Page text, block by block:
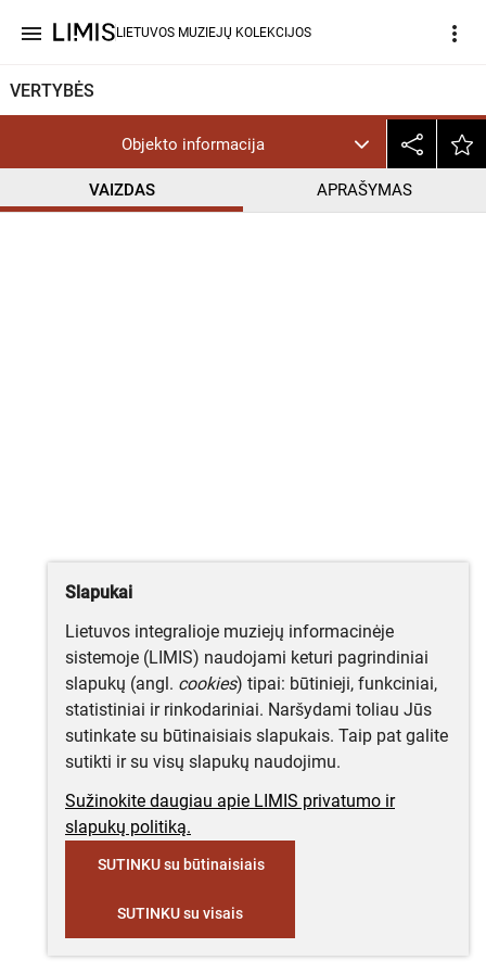
menu LIETUVOS MUZIEJŲ KOLEKCIJOS more_vert
VERTYBĖS
Objekto informacija
VAIZDAS APRAŠYMAS
CC BY-NC
Slapukai
Lietuvos integralioje muziejų informacinėje
sistemoje (LIMIS) naudojami keturi pagrindiniai
slapukų (angl. cookies) tipai: būtinieji, funkciniai,
statistiniai ir rinkodariniai. Naršydami toliau Jūs
sutinkate su būtinaisiais slapukais. Taip pat galite
sutikti ir su visų slapukų naudojimu.
Sužinokite daugiau apie LIMIS privatumo ir
slapukų politiką.
SUTINKU su būtinaisiais
SUTINKU su visais